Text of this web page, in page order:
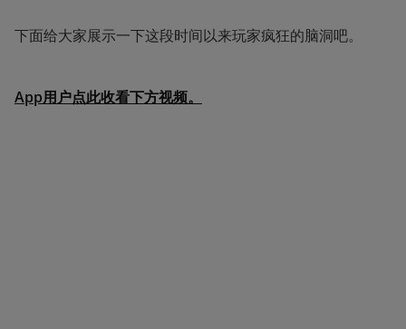
下面给大家展示一下这段时间以来玩家疯狂的脑洞吧。
App用户点此收看下方视频。